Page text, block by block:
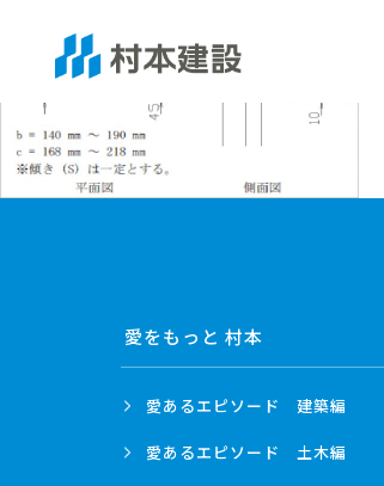
愛をもっと 村本
愛あるエピソード 建築編
愛あるエピソード 土木編